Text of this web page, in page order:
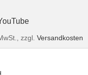
zzgl. Versandkosten